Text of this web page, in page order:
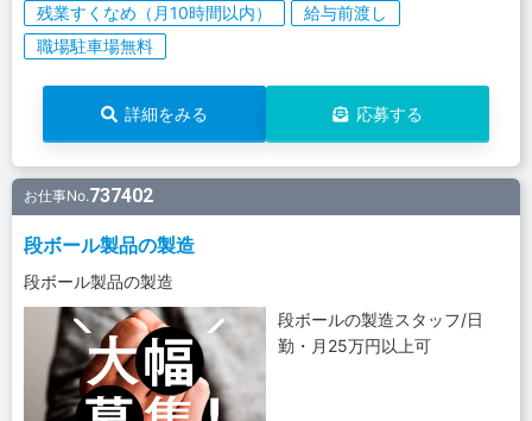
残業すくなめ（月10時間以内）
給与前渡し
職場駐車場無料
詳細をみる 応募する
お仕事No.737402
段ボール製品の製造
段ボール製品の製造
段ボールの製造スタッフ/日
勤・月25万円以上可